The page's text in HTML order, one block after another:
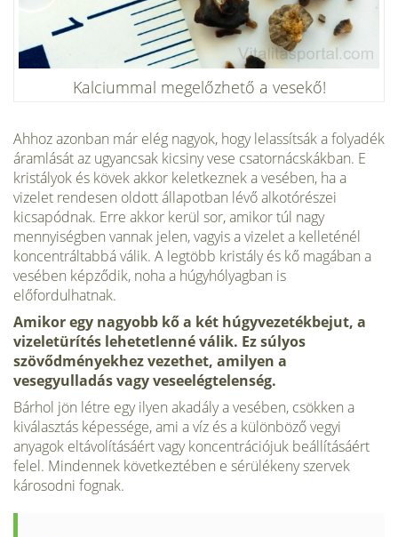
Kalciummal megelőzhető a vesekő!
Ahhoz azonban már elég nagyok, hogy lelassítsák a folyadék
áramlását az ugyancsak kicsiny vese csatornácskákban. E
kristályok és kövek akkor keletkeznek a vesében, ha a
vizelet rendesen oldott állapotban lévő alkotórészei
kicsapódnak. Erre akkor kerül sor, amikor túl nagy
mennyiségben vannak jelen, vagyis a vizelet a kelleténél
koncentráltabbá válik. A legtöbb kristály és kő magában a
vesében képződik, noha a húgyhólyagban is
előfordulhatnak.
Amikor egy nagyobb kő a két húgyvezetékbejut, a
vizeletürítés lehetetlenné válik. Ez súlyos
szövődményekhez vezethet, amilyen a
vesegyulladás vagy veseelégtelenség.
Bárhol jön létre egy ilyen akadály a vesében, csökken a
kiválasztás képessége, ami a víz és a különböző vegyi
anyagok eltávolításáért vagy koncentrációjuk beállításáért
felel. Mindennek következtében e sérülékeny szervek
károsodni fognak.